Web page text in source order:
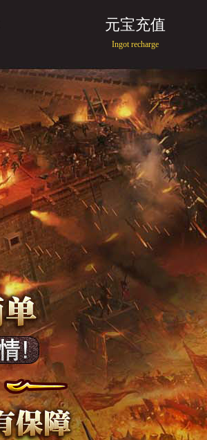
元宝充值
Ingot recharge